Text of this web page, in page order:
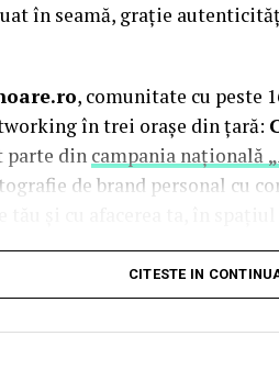
în seamă, grație
, comunitate cu peste
în trei orașe din țară:
parte din campania națională
de brand personal cu
foto au fost susținute de
șiDeni Sîrb(DA Studio).
asumată spre
CITESTE IN